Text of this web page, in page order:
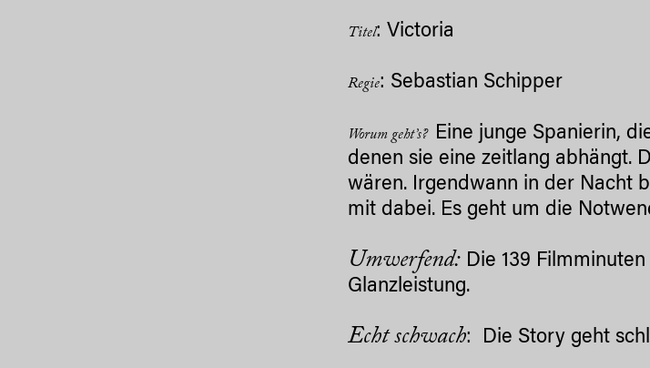
Titel: Victoria
Regie: Sebastian Schipper
Worum geht’s? Eine junge Spanierin,
denen sie eine zeitlang abhängt.
wären. Irgendwann in der Nacht
mit dabei. Es geht um die
Umwerfend: Die 139
Glanzleistung.
Echt schwach: Die Story geht